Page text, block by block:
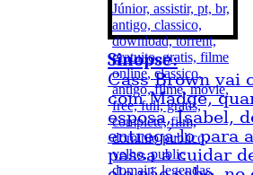
Sinopse:
Cass Brown vai
com Madge,
esposa, Isabel,
entregá-lo para
passa a cuidar